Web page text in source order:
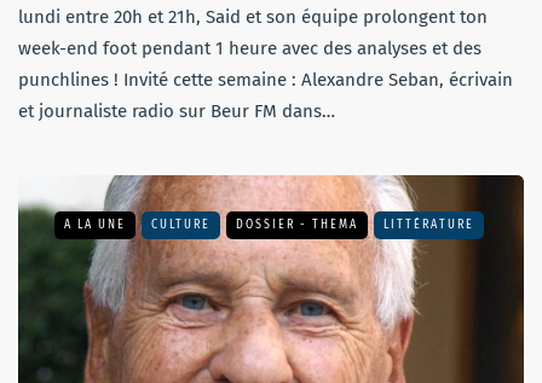
lundi entre 20h et 21h, Said et son équipe prolongent ton
week-end foot pendant 1 heure avec des analyses et des
punchlines ! Invité cette semaine : Alexandre Seban, écrivain
et journaliste radio sur Beur FM dans…
A LA UNE CULTURE DOSSIER - THEMA LITTÉRATURE